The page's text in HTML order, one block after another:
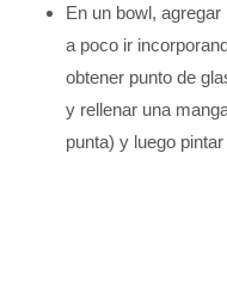
En un bowl,
a poco ir
obtener punto de
y rellenar una
punta) y luego